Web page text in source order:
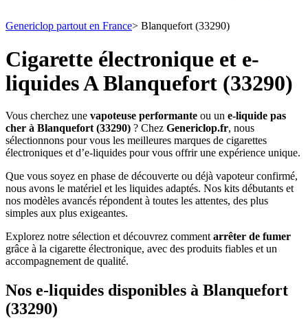
Genericlop partout en France> Blanquefort (33290)
Cigarette électronique et e-
liquides A Blanquefort (33290)
Vous cherchez une vapoteuse performante ou un e-liquide pas
cher à Blanquefort (33290) ? Chez Genericlop.fr, nous
sélectionnons pour vous les meilleures marques de cigarettes
électroniques et d’e-liquides pour vous offrir une expérience unique.
Que vous soyez en phase de découverte ou déjà vapoteur confirmé,
nous avons le matériel et les liquides adaptés. Nos kits débutants et
nos modèles avancés répondent à toutes les attentes, des plus
simples aux plus exigeantes.
Explorez notre sélection et découvrez comment arrêter de fumer
grâce à la cigarette électronique, avec des produits fiables et un
accompagnement de qualité.
Nos e-liquides disponibles à Blanquefort
(33290)